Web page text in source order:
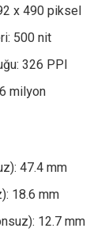
x 490 piksel
500 nit
326 PPI
milyon
47.4 mm
18.6 mm
12.7 mm